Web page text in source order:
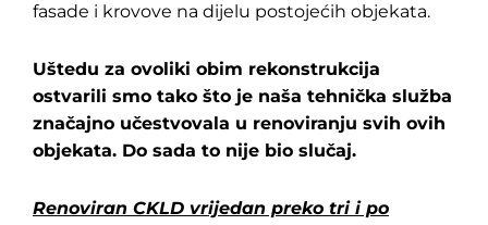
fasade i krovove na dijelu postojećih objekata.
Uštedu za ovoliki obim rekonstrukcija
ostvarili smo tako što je naša tehnička služba
značajno učestvovala u renoviranju svih ovih
objekata. Do sada to nije bio slučaj.
Renoviran CKLD vrijedan preko tri i po